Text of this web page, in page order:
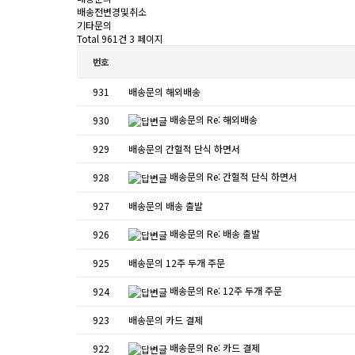
배송전변경및취소
기타문의
Total 961건 3 페이지
번호
931 배송문의 해외배송
930 배송문의 Re: 해외배송
929 배송문의 간헐적 단식 하면서
928 배송문의 Re: 간헐적 단식 하면서
927 배송문의 배송 출발
926 배송문의 Re: 배송 출발
925 배송문의 12주 두개 주문
924 배송문의 Re: 12주 두개 주문
923 배송문의 카드 결제
922 배송문의 Re: 카드 결제